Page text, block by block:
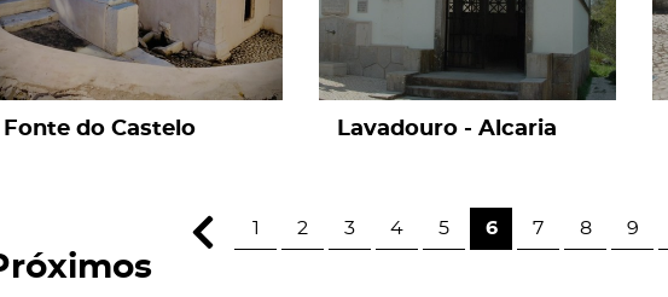
Fonte do Castelo Lavadouro - Alcaria
1 2 3 4 5 6 7 8 9